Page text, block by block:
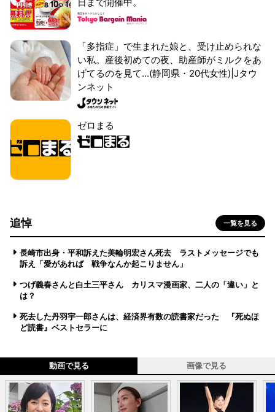
「多指症」で生まれた娘と、受け止められな
い私。産後初めての夜、助産師がミルクをあ
げてるのを見て...(静岡県・20代女性)|Jタウ
ンネット
ゼロまる
追悼 一覧を見る
長崎市出身・平和訴えた美輪明宏さん死去 ラストメッセージでも
訴え「愛があれば 戦争なんか起こりません」
つげ義春さんと白土三平さん カリスマ漫画家、二人の「違い」と
は？
死去した丹羽宇一郎さんは、経済界有数の読書家だった 『死ぬほ
ど読書』ベストセラーに
動画で見る 画像で見る